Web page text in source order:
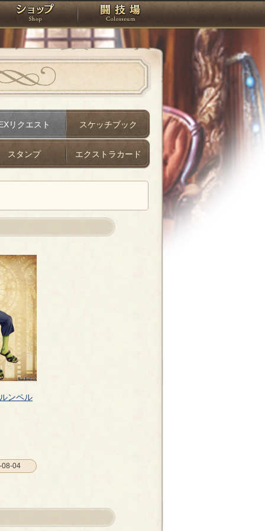
タジオ ショップ 闘技場
リクエスト スケッチブック
スタンプ エクストラカード
ンペル
08-04